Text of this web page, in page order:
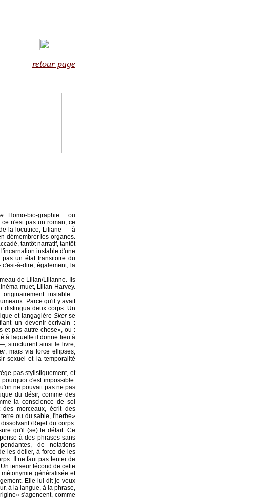
retour page
. Homo-bio-graphie : ou
n'est pas un roman, ce
la locutrice, Liliane — à
démembrer les organes.
tantôt narratif, tantôt
instable d'une
un état transitoire du
à-dire, également, la
de Lilian/Lilianne. Ils
muet, Lilian Harvey.
instable :
Parce qu'il y avait
distingua deux corps. Un
et langagièreSkerse
un devenir-écrivain :
et pas autre chose», ou :
à laquelle il donne lieu à
structurent ainsi le livre,
, mais via force ellipses,
sexuel et la temporalité
pas stylistiquement, et
c'est impossible.
ne pouvait pas ne pas
du désir, comme des
la conscience de soi
morceaux, écrit des
ou du sable, l'herbe»
Rejet du corps.
qu'il (se) le défait. Ce
à des phrases sans
de notations
les délier, à force de les
Il ne faut pas tenter de
tenseur fécond de cette
généralisée et
Elle lui dit je veux
à la langue, à la phrase,
s'agencent, comme